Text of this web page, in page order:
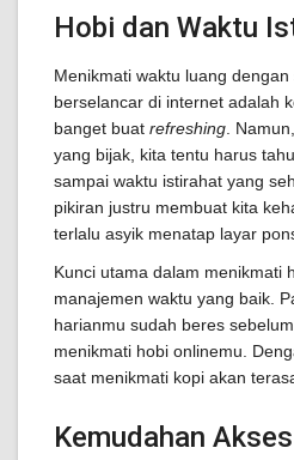
Hobi dan Waktu
Menikmati waktu luang
berselancar di internet adalah
banget buat refreshing .
yang bijak, kita tentu harus
sampai waktu istirahat yang
pikiran justru membuat kita
terlalu asyik menatap layar
Kunci utama dalam menikmati
manajemen waktu yang baik.
harianmu sudah beres
menikmati hobi onlinemu.
saat menikmati kopi akan
Kemudahan